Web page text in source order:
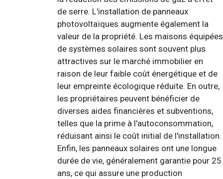
de serre. L'installation de panneaux
photovoltaïques augmente également la
valeur de la propriété. Les maisons équipées
de systèmes solaires sont souvent plus
attractives sur le marché immobilier en
raison de leur faible coût énergétique et de
leur empreinte écologique réduite. En outre,
les propriétaires peuvent bénéficier de
diverses aides financières et subventions,
telles que la prime à l'autoconsommation,
réduisant ainsi le coût initial de l'installation.
Enfin, les panneaux solaires ont une longue
durée de vie, généralement garantie pour 25
ans, ce qui assure une production